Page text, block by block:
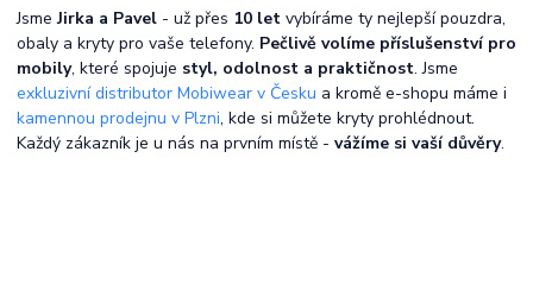
JsmeJirka a Pavel - už přes 10 let vybíráme ty nejlepší pouzdra,
obaly a kryty pro vaše telefony. Pečlivě volíme příslušenství pro
mobily, které spojuje styl, odolnost a praktičnost. Jsme
exkluzivní distributor Mobiwear v Česku a kromě e-shopu máme i
kamennou prodejnu v Plzni, kde si můžete kryty prohlédnout.
Každý zákazník je u nás na prvním místě - vážíme si vaší důvěry.